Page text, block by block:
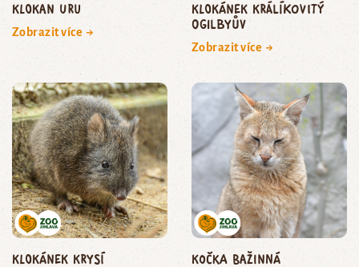
klokan uru
Zobrazit více →
klokánek králíkovitý
Ogilbyův
Zobrazit více →
klokánek krysí kočka bažinná